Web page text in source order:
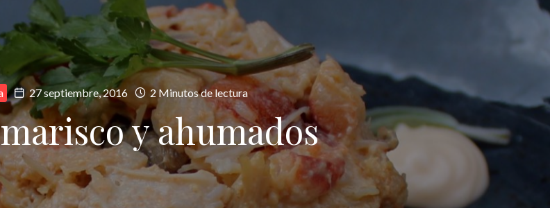
27 septiembre, 2016 2 Minutos de lectura
y ahumados